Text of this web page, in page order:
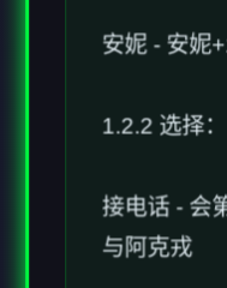
1.2.2 选择：
接电话 - 会
让它响着 -